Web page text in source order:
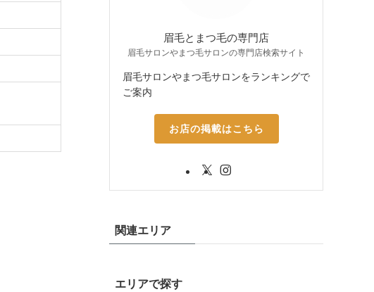
眉毛とまつ毛の専門店
眉毛サロンやまつ毛サロンの専門店検索サイト
眉毛サロンやまつ毛サロンをランキングで
ご案内
お店の掲載はこちら
関連エリア
エリアで探す